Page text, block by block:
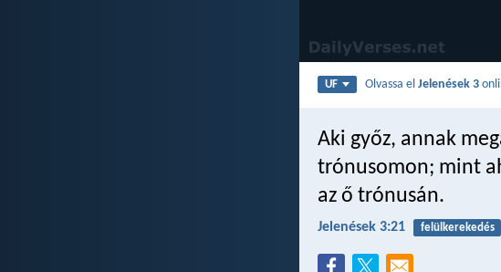
UF Olvassa elJelenések 3
Aki győz, annak
trónusomon; mint
az ő trónusán.
Jelenések 3:21 felülkerekedés